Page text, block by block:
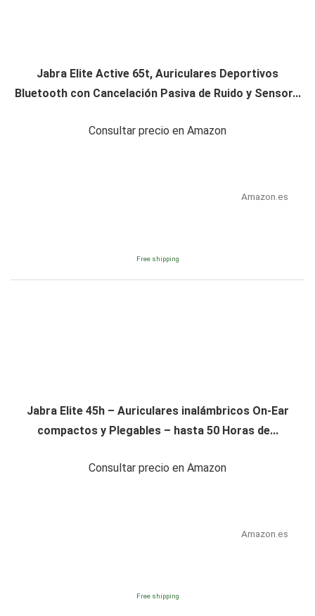
Jabra Elite Active 65t, Auriculares Deportivos
Bluetooth con Cancelación Pasiva de Ruido y Sensor...
Consultar precio en Amazon
Amazon.es
Free shipping
Jabra Elite 45h – Auriculares inalámbricos On-Ear
compactos y Plegables – hasta 50 Horas de...
Consultar precio en Amazon
Amazon.es
Free shipping